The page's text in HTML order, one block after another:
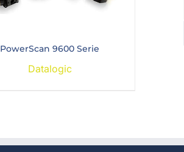
PowerScan 9600 Serie
Datalogic